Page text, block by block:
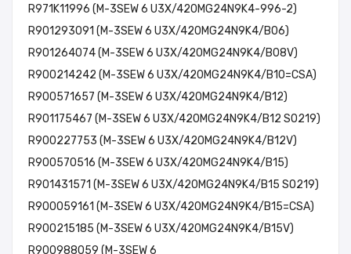
R971K11996 (M-3SEW 6 U3X/420MG24N9K4-996-2)
R901293091 (M-3SEW 6 U3X/420MG24N9K4/B06)
R901264074 (M-3SEW 6 U3X/420MG24N9K4/B08V)
R900214242 (M-3SEW 6 U3X/420MG24N9K4/B10=CSA)
R900571657 (M-3SEW 6 U3X/420MG24N9K4/B12)
R901175467 (M-3SEW 6 U3X/420MG24N9K4/B12 SO219)
R900227753 (M-3SEW 6 U3X/420MG24N9K4/B12V)
R900570516 (M-3SEW 6 U3X/420MG24N9K4/B15)
R901431571 (M-3SEW 6 U3X/420MG24N9K4/B15 SO219)
R900059161 (M-3SEW 6 U3X/420MG24N9K4/B15=CSA)
R900215185 (M-3SEW 6 U3X/420MG24N9K4/B15V)
R900988059 (M-3SEW 6